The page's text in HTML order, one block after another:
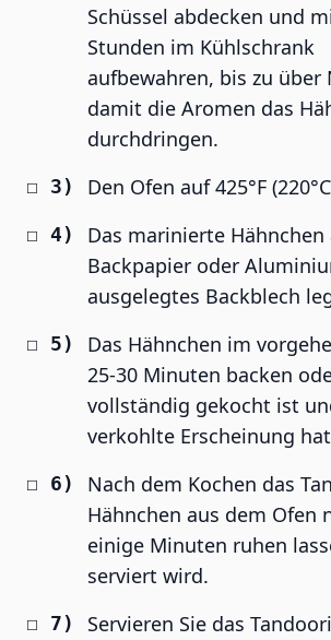
Schüssel abdecken und
Stunden im Kühlschrank
aufbewahren, bis zu über
damit die Aromen das
durchdringen.
Den Ofen auf 425°F
Das marinierte
Backpapier oder
ausgelegtes Backblech
Das Hähnchen im
25-30 Minuten backen
vollständig gekocht ist
verkohlte Erscheinung
Nach dem Kochen das
Hähnchen aus dem Ofen
einige Minuten ruhen
serviert wird.
Servieren Sie das